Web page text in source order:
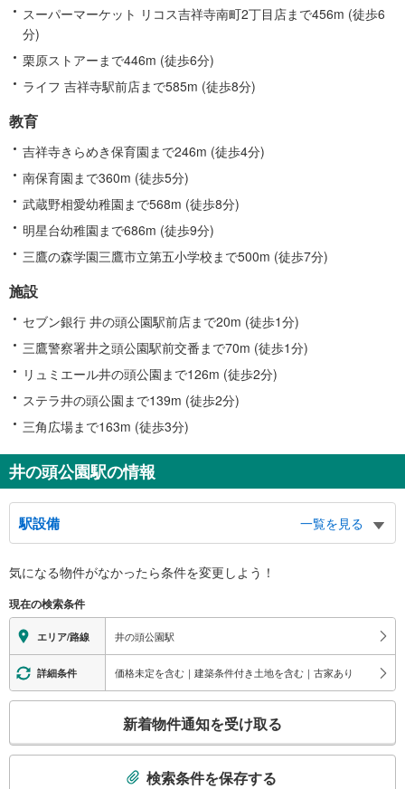
スーパーマーケット リコス吉祥寺南町2丁目店まで456m (徒歩6
分)
栗原ストアーまで446m (徒歩6分)
ライフ 吉祥寺駅前店まで585m (徒歩8分)
教育
吉祥寺きらめき保育園まで246m (徒歩4分)
南保育園まで360m (徒歩5分)
武蔵野相愛幼稚園まで568m (徒歩8分)
明星台幼稚園まで686m (徒歩9分)
三鷹の森学園三鷹市立第五小学校まで500m (徒歩7分)
施設
セブン銀行 井の頭公園駅前店まで20m (徒歩1分)
三鷹警察署井之頭公園駅前交番まで70m (徒歩1分)
リュミエール井の頭公園まで126m (徒歩2分)
ステラ井の頭公園まで139m (徒歩2分)
三角広場まで163m (徒歩3分)
井の頭公園駅の情報
駅設備
一覧を見る
※段差なしでの移動経路
地上⇔改札⇔ホーム：○
エレベータ
・２番線ホーム（１Ｆ）⇔改札内連絡通路（Ｂ１Ｆ）
・改札内連絡通路（Ｂ１Ｆ）⇔改札内（１Ｆ）
トイレ
スロープ
気になる物件がなかったら条件を変更しよう！
現在の検索条件
エリア/路線 井の頭公園駅
詳細条件 価格未定を含む｜建築条件付き土地を含む｜古家あり
検
新着物件通知を受け取る
検索条件を保存する